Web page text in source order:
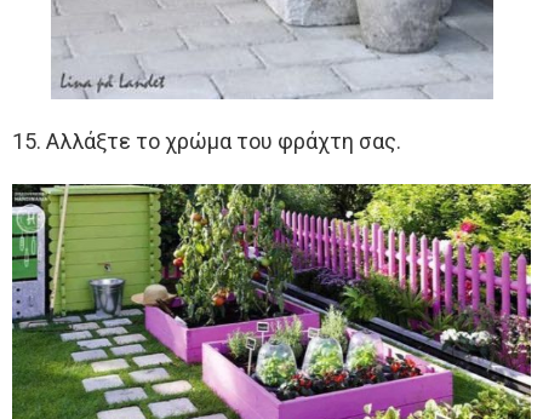
15. Αλλάξτε το χρώμα του φράχτη σας.